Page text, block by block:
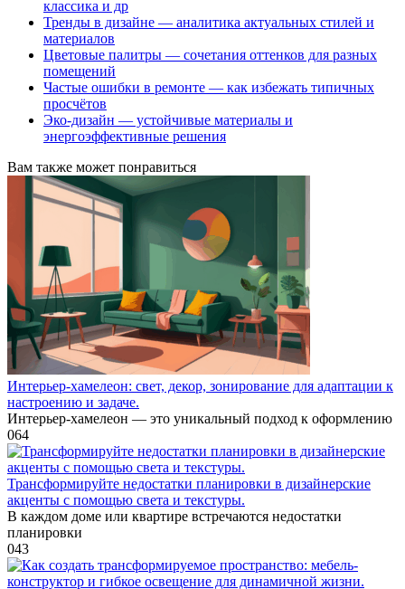
классика и др
Тренды в дизайне — аналитика актуальных стилей и
материалов
Цветовые палитры — сочетания оттенков для разных
помещений
Частые ошибки в ремонте — как избежать типичных
просчётов
Эко-дизайн — устойчивые материалы и
энергоэффективные решения
Вам также может понравиться
Интерьер-хамелеон: свет, декор, зонирование для адаптации к
настроению и задаче.
Интерьер-хамелеон — это уникальный подход к оформлению
064
Трансформируйте недостатки планировки в дизайнерские
акценты с помощью света и текстуры.
В каждом доме или квартире встречаются недостатки
планировки
043